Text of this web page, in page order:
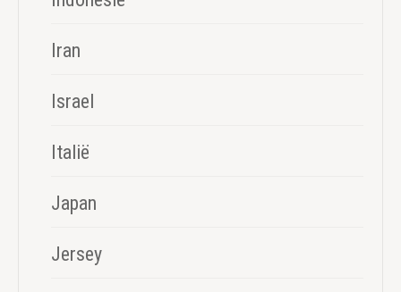
Iran
Israel
Italië
Japan
Jersey